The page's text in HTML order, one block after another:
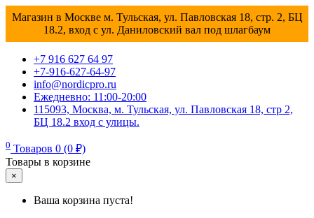
Магазин в Москве м. Тульская, ул. Павловская 18, стр. 2, БЦ
18.2, вход с ул. Даниловский вал под шлагбаум
+7 916 627 64 97
+7-916-627-64-97
info@nordicpro.ru
Ежедневно: 11:00-20:00
115093, Москва, м. Тульская, ул. Павловская 18, стр 2,
БЦ 18.2 вход с улицы.
0 Товаров 0 (0 ₽)
Товары в корзине
×
Ваша корзина пуста!